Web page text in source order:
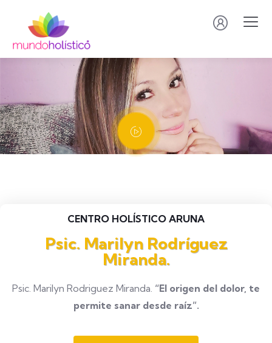
CENTRO HOLÍSTICO ARUNA
Psic. Marilyn Rodríguez
Miranda.
Psic. Marilyn Rodriguez Miranda. “El origen del dolor, te
permite sanar desde raíz”.